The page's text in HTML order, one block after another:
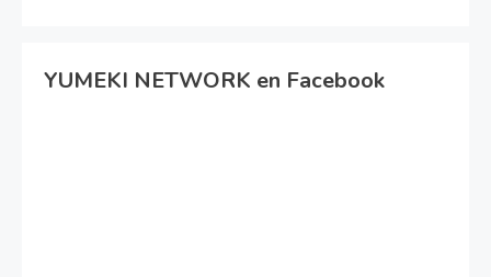
YUMEKI NETWORK en Facebook